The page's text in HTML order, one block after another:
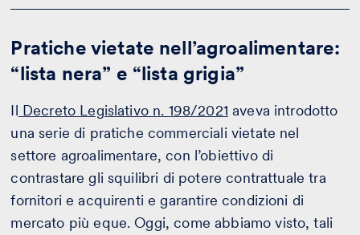
Pratiche vietate nell’agroalimentare:
“lista nera” e “lista grigia”
Il Decreto Legislativo n. 198/2021 aveva introdotto
una serie di pratiche commerciali vietate nel
settore agroalimentare, con l’obiettivo di
contrastare gli squilibri di potere contrattuale tra
fornitori e acquirenti e garantire condizioni di
mercato più eque. Oggi, come abbiamo visto, tali